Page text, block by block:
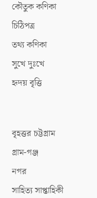
কৌতুক কণিকা
চিঠিপত্র
তথ্য কণিকা
সুখে দুঃখে
হৃদয় বৃত্তি
বৃহত্তর চট্টগ্রাম
গ্রাম-গঞ্জ
নগর
সাহিত্য সাপ্তাহিকী